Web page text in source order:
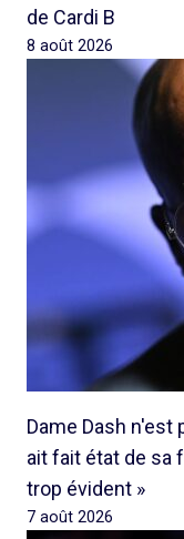
de Cardi B
8 août 2026
Dame Dash n'est
ait fait état de sa
trop évident »
7 août 2026